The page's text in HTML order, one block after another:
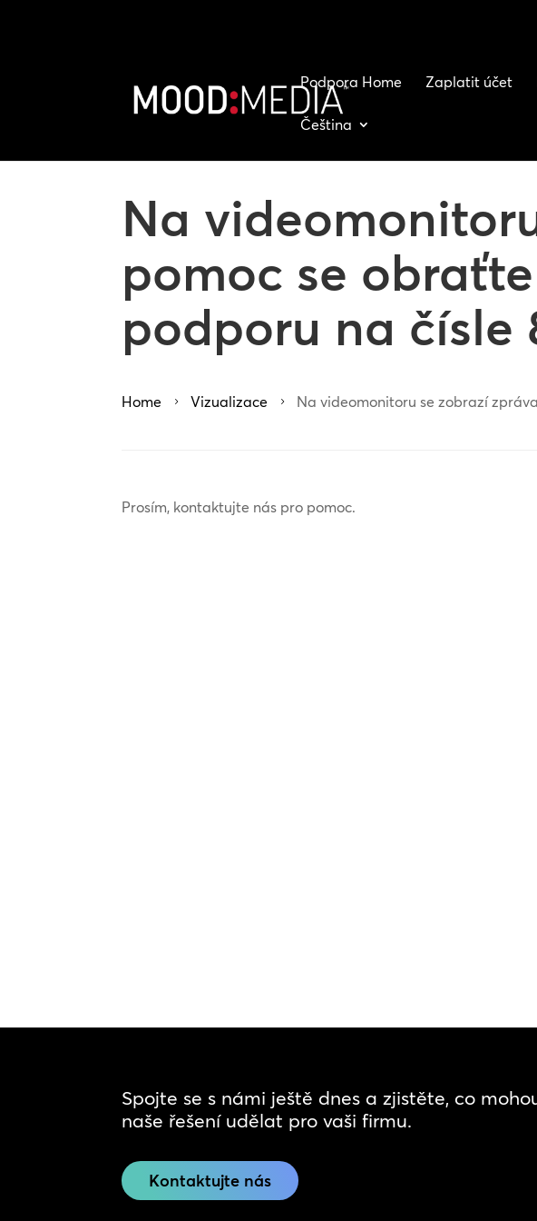
Podpora Home Zaplatit účet
Čeština
Na
pomoc se
podporu na čísle
Home 5 Vizualizace 5 Na videomonitoru se zobrazí
Prosím, kontaktujte nás pro pomoc.
Spojte se s námi ještě dnes a zjistěte, co
naše řešení udělat pro vaši firmu.
Kontaktujte nás